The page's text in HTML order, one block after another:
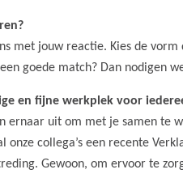
met jouw reactie. Kies de
goede match? Dan nodigen
en fijne werkplek voor
ernaar uit om met je samen te
onze collega’s een recente
Gewoon, om ervoor te